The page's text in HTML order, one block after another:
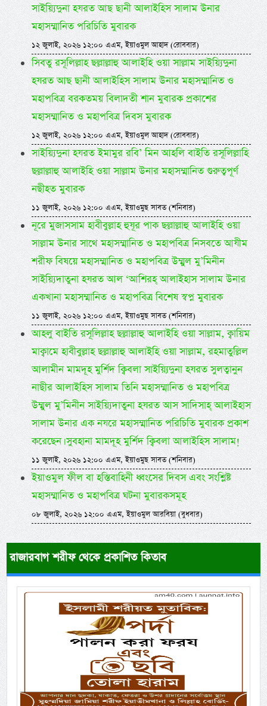
সাইয়্যিদুনা হযরত আছ ছানী আলাইহিস সালাম উনার
মহাসম্মানিত পরিচিতি মুবারক
১২ জুলাই, ২০২৬ ১২:০০ এএম, ইয়াওমুল আহাদ (রোববার)
সিবতু রসূলিল্লাহ ছল্লাল্লাহু আলাইহি ওয়া সাল্লাম সাইয়্যিদুনা
হযরত আছ ছানী আলাইহিস সালাম উনার মহাসম্মানিত ও
মহাপবিত্র বরকতময় বিলাদতী শান মুবারক প্রকাশের
মহাসম্মানিত ও মহাপবিত্র দিবস মুবারক
১২ জুলাই, ২০২৬ ১২:০০ এএম, ইয়াওমুল আহাদ (রোববার)
সাইয়্যিদুনা হযরত ইমামুর রবি’ মিন আহলি বাইতি রসূলিল্লাহি
ছল্লাল্লাহু আলাইহি ওয়া সাল্লাম উনার মহাসম্মানিত গুরুত্বপূর্ণ
নছীহত মুবারক
১১ জুলাই, ২০২৬ ১২:০০ এএম, ইয়াওমুছ সাবত (শনিবার)
নূরে মুজাসসাম হাবীবুল্লাহ হুযূর পাক ছল্লাল্লাহু আলাইহি ওয়া
সাল্লাম উনার সাথে মহাসম্মানিত ও মহাপবিত্র নিসবতে আযীম
শরীফ বিষয়ে মহাসম্মানিত ও মহাপবিত্র উম্মুল মু’মিনীন
সাইয়্যিদাতুনা হযরত আল ‘আশিরহ্ আলাইহাস সালাম উনার
একখানা মহাসম্মানিত ও মহাপবিত্র বিশেষ স্বপ্ন মুবারক
১১ জুলাই, ২০২৬ ১২:০০ এএম, ইয়াওমুছ সাবত (শনিবার)
আহলু বাইতি রসূলিল্লাহ ছল্লাল্লাহু আলাইহি ওয়া সাল্লাম, ক্বায়িম
মাক্বামে হাবীবুল্লাহ ছল্লাল্লাহু আলাইহি ওয়া সাল্লাম, রহমাতুল্লিল
আলামীন মামদূহ মুর্শিদ ক্বিবলা সাইয়্যিদুনা হযরত সুলত্বানুন
নাছীর আলাইহিস সালাম তিনি মহাসম্মানিত ও মহাপবিত্র
উম্মুল মু’মিনীন সাইয়্যিদাতুনা হযরত আস সাদিসাহ্ আলাইহাস
সালাম উনার এক নযরে মহাসম্মানিত পরিচিতি মুবারক প্রকাশ
করেছেন। সুবহানা মামদূহ মুর্শিদ ক্বিবলা আলাইহিস সালাম!
১১ জুলাই, ২০২৬ ১২:০০ এএম, ইয়াওমুছ সাবত (শনিবার)
ইয়াওমুল ফীল বা হস্তিবাহিনী ধ্বংসের দিবস এবং সংশ্লিষ্ট
মহাসম্মানিত ও মহাপবিত্র ঘটনা মুবারকসমূহ
০৮ জুলাই, ২০২৬ ১২:০০ এএম, ইয়াওমুল আরবিয়া (বুধবার)
রাজারবাগ শরীফ থেকে প্রকাশিত কিতাব